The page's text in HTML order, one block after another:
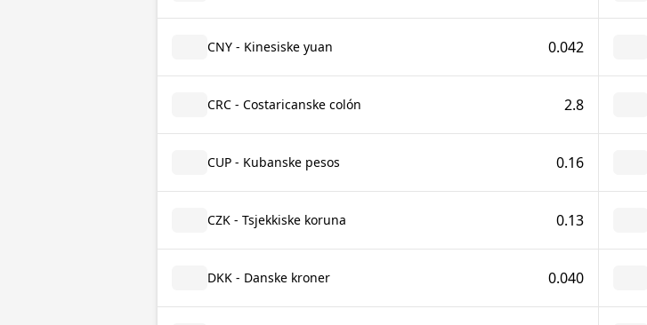
CNY - Kinesiske yuan 0.042
CRC - Costaricanske colón 2.8
CUP - Kubanske pesos 0.16
CZK - Tsjekkiske koruna 0.13
DKK - Danske kroner 0.040